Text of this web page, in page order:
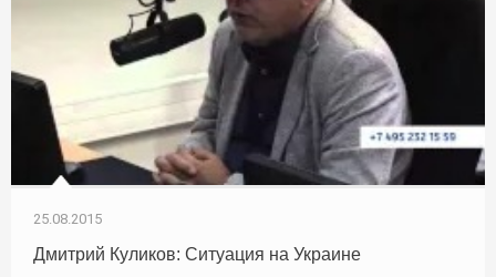
25.08.2015
Дмитрий Куликов: Ситуация на Украине